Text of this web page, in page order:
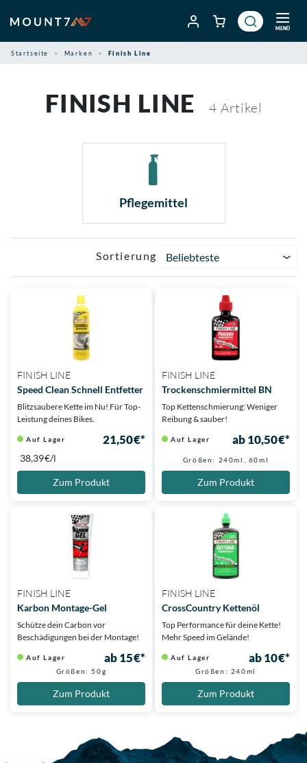
Inhalt
springen
MENÜ
Startseite Marken Finish Line
FINISH LINE 4 Artikel
Pflegemittel
Sortierung Beliebteste
FINISH LINE
Speed Clean Schnell Entfetter
Blitzsaubere Kette im Nu! Für Top-
Leistung deines Bikes.
Auf Lager 21,50 €*
38,39 €/l
Zum Produkt
FINISH LINE
Trockenschmiermittel BN
Top Kettenschmierung: Weniger
Reibung & sauber!
Auf Lager ab 10,50 €*
Größen: 240ml, 60ml
Zum Produkt
FINISH LINE
Karbon Montage-Gel
Schütze dein Carbon vor
Beschädigungen bei der Montage!
Auf Lager ab 15 €*
Größen: 50g
Zum Produkt
FINISH LINE
CrossCountry Kettenöl
Top Performance für deine Kette!
Mehr Speed im Gelände!
Auf Lager ab 10 €*
Größen: 240ml
Zum Produkt